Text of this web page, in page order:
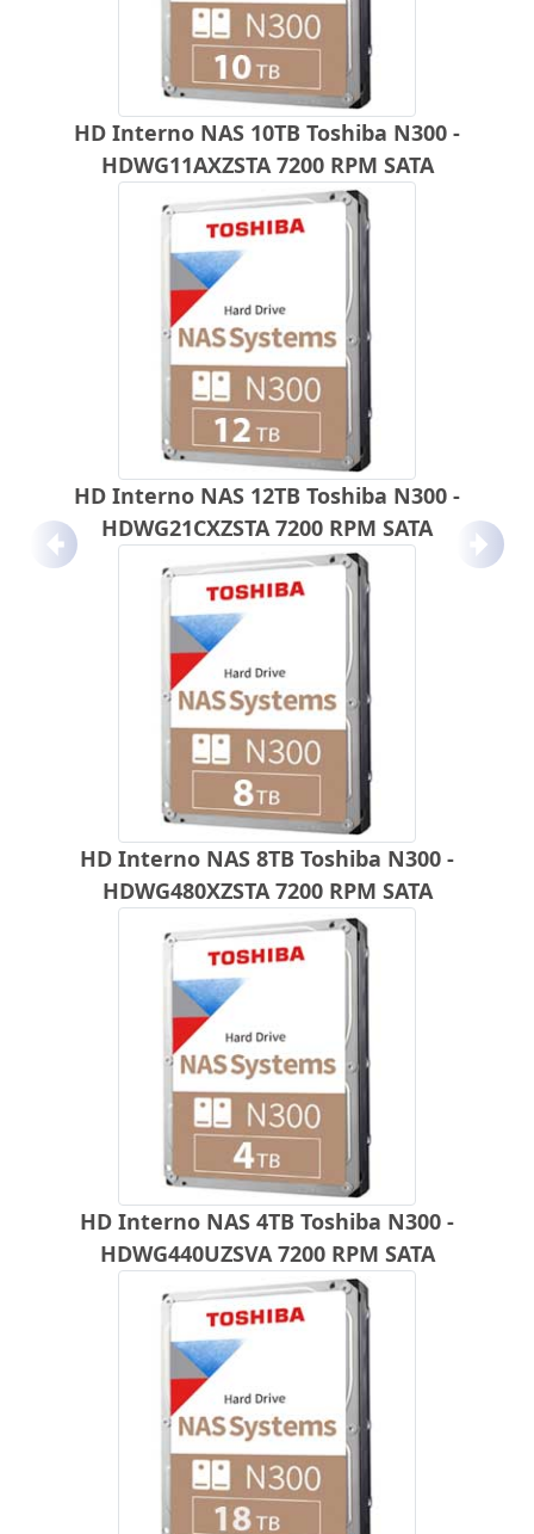
HD Interno NAS 10TB Toshiba N300 -
HDWG11AXZSTA 7200 RPM SATA
HD Interno NAS 12TB Toshiba N300 -
HDWG21CXZSTA 7200 RPM SATA
HD Interno NAS 8TB Toshiba N300 -
HDWG480XZSTA 7200 RPM SATA
HD Interno NAS 4TB Toshiba N300 -
HDWG440UZSVA 7200 RPM SATA
Anterior